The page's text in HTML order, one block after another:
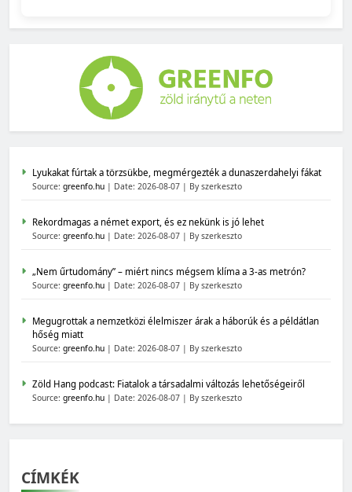
Lyukakat fúrtak a törzsükbe, megmérgezték a dunaszerdahelyi fákat
Source: greenfo.hu Date: 2026-08-07 By szerkeszto
Rekordmagas a német export, és ez nekünk is jó lehet
Source: greenfo.hu Date: 2026-08-07 By szerkeszto
„Nem űrtudomány” – miért nincs mégsem klíma a 3-as metrón?
Source: greenfo.hu Date: 2026-08-07 By szerkeszto
Megugrottak a nemzetközi élelmiszer árak a háborúk és a példátlan
hőség miatt
Source: greenfo.hu Date: 2026-08-07 By szerkeszto
Zöld Hang podcast: Fiatalok a társadalmi változás lehetőségeiről
Source: greenfo.hu Date: 2026-08-07 By szerkeszto
CÍMKÉK